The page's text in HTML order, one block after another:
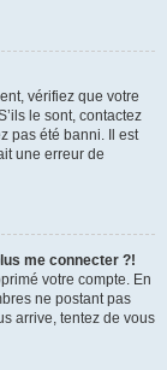
vérifiez que votre
le sont, contactez
pas été banni. Il est
une erreur de
me connecter ?!
votre compte. En
ne postant pas
arrive, tentez de vous